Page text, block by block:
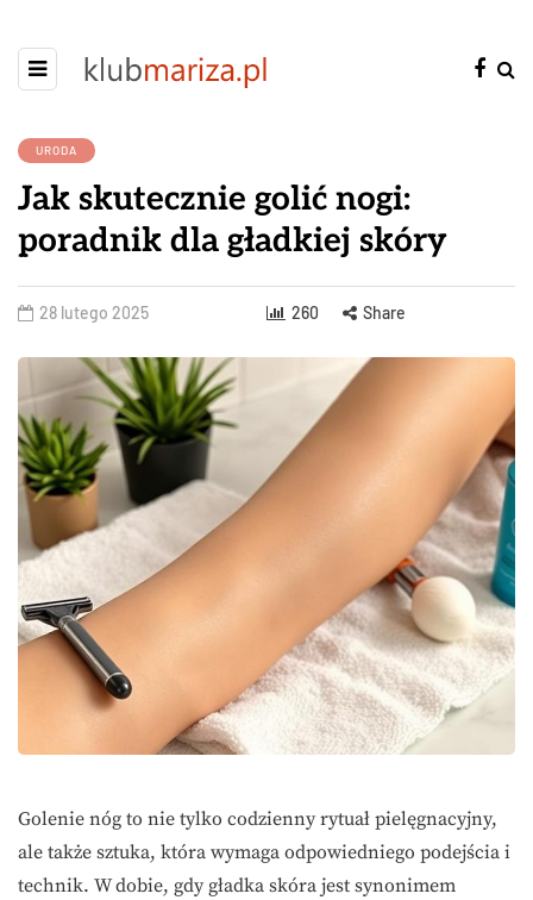
URODA
Jak skutecznie golić nogi:
poradnik dla gładkiej skóry
28 lutego 2025 260 Share
Golenie nóg to nie tylko codzienny rytuał pielęgnacyjny,
ale także sztuka, która wymaga odpowiedniego podejścia i
technik. W dobie, gdy gładka skóra jest synonimem